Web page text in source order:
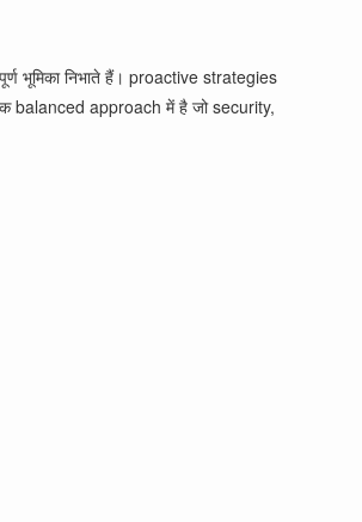
भूमिका निभाते हैं। proactive strategies
balanced approach में है जो security,